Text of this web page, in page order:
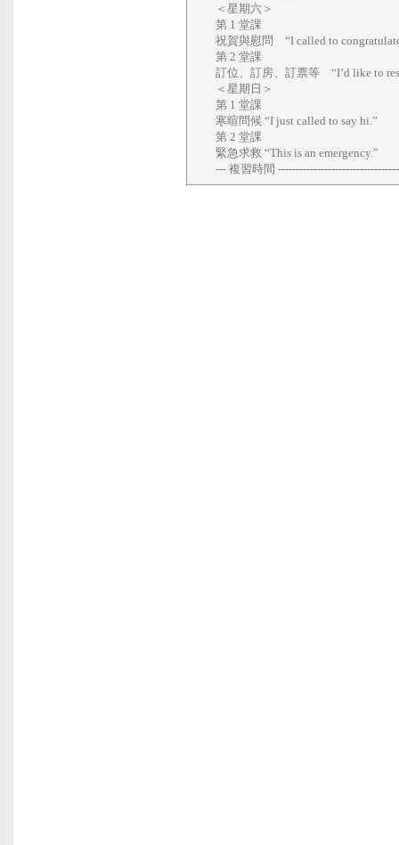
＜星期六＞
第 1 堂課
祝賀與慰問 “I called to
第 2 堂課
訂位、訂房、訂票等 “I’d like to
＜星期日＞
第 1 堂課
寒暄問候 “I just called to say hi.”
第 2 堂課
緊急求救 “This is an emergency.”
--- 複習時間